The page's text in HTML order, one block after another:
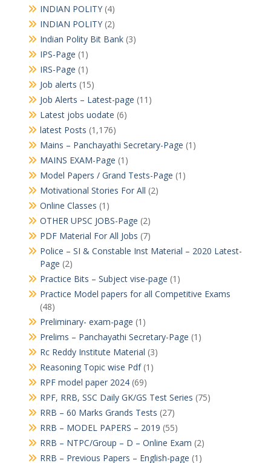
INDIAN POLITY(4)
INDIAN POLITY(2)
Indian Polity Bit Bank(3)
IPS-Page (1)
IRS-Page (1)
Job alerts (15)
Job Alerts – Latest-page (11)
Latest jobs uodate (6)
latest Posts (1,176)
Mains – Panchayathi Secretary-Page (1)
MAINS EXAM-Page (1)
Model Papers / Grand Tests-Page (1)
Motivational Stories For All (2)
Online Classes (1)
OTHER UPSC JOBS-Page (2)
PDF Material For All Jobs (7)
Police – SI & Constable Inst Material – 2020 Latest-
Page (2)
Practice Bits – Subject vise-page (1)
Practice Model papers for all Competitive Exams
(48)
Preliminary- exam-page (1)
Prelims – Panchayathi Secretary-Page (1)
Rc Reddy Institute Material (3)
Reasoning Topic wise Pdf(1)
RPF model paper 2024(69)
RPF, RRB, SSC Daily GK/GS Test Series (75)
RRB – 60 Marks Grands Tests (27)
RRB – MODEL PAPERS – 2019 (55)
RRB – NTPC/Group – D – Online Exam (2)
RRB – Previous Papers – English-page (1)